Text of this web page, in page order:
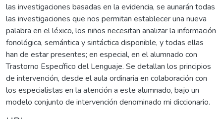
las investigaciones basadas en la evidencia, se aunarán todas
las investigaciones que nos permitan establecer una nueva
palabra en el léxico, los niños necesitan analizar la información
fonológica, semántica y sintáctica disponible, y todas ellas
han de estar presentes; en especial, en el alumnado con
Trastorno Específico del Lenguaje. Se detallan los principios
de intervención, desde el aula ordinaria en colaboración con
los especialistas en la atención a este alumnado, bajo un
modelo conjunto de intervención denominado mi diccionario.